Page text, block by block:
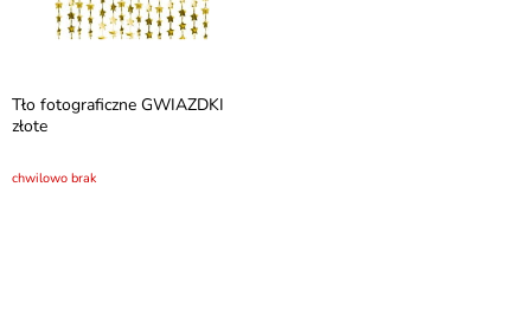
Tło fotograficzne GWIAZDKI
złote
chwilowo brak